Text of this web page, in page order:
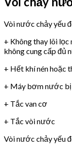
Vòi nước chảy yếu
+ Không thay lõi
không cung cấp đủ
+ Hết khí nén hoặc
+ Máy bơm nước
+ Tắc van cơ
+ Tắc vòi nước
Vòi nước chảy yếu